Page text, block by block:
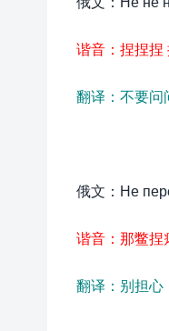
谐音：捏捏捏
翻译：不要问
俄文：Не
谐音：那鳖捏
翻译：别担心